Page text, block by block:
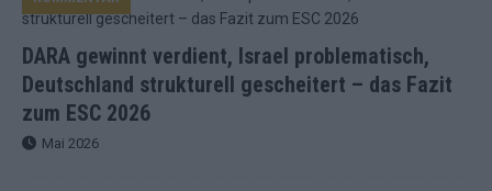
DARA gewinnt verdient, Israel problematisch,
Deutschland strukturell gescheitert – das Fazit
zum ESC 2026
Mai 2026